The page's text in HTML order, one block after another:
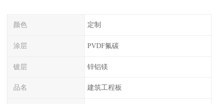
颜色 定制
涂层 PVDF氟碳
镀层 锌铝镁
品名 建筑工程板